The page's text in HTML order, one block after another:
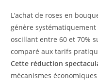
L’achat de roses en
génère
oscillant entre 60 et 70%
comparé aux tarifs
Cette réduction
mécanismes